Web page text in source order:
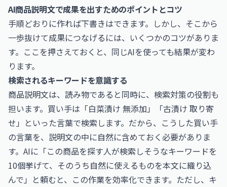
AI商品説明文で成果を出すためのポイントとコツ
手順どおりに作れば下書きはできます。しかし、そこから
一歩抜けて成果につなげるには、いくつかのコツがありま
す。ここを押さえておくと、同じAIを使っても結果が変わ
ります。
検索されるキーワードを意識する
商品説明文は、読み物であると同時に、検索対策の役割も
担います。買い手は「白菜漬け 無添加」「古漬け 取り寄
せ」といった言葉で検索します。だから、こうした買い手
の言葉を、説明文の中に自然に含めておく必要がありま
す。AIに「この商品を探す人が検索しそうなキーワードを
10個挙げて、そのうち自然に使えるものを本文に織り込
んで」と頼むと、この作業を効率化できます。ただし、キ